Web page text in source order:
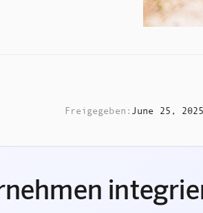
Freigegeben: June 25, 2025